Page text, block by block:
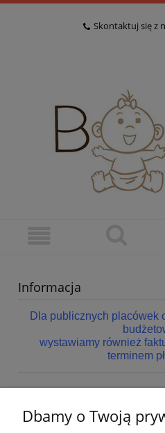
Skontaktuj się z
Informacja
Dla publicznych placówek
wystawiamy również
terminem
Nie znaleziono produktów
Dbamy o Twoją